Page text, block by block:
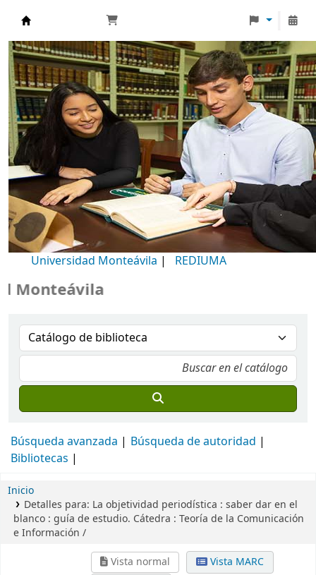
Biblioteca Universidad Monteávila
Universidad Monteávila | REDIUMA
Búsqueda avanzada
Búsqueda de autoridad
Bibliotecas
Inicio
Detalles para: La objetividad periodística : saber dar en el
blanco : guía de estudio. Cátedra : Teoría de la Comunicación
e Información /
Vista normal
Vista MARC